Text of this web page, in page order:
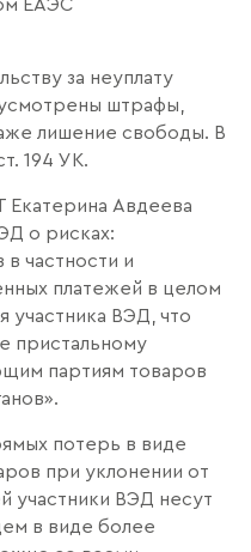
ЕАЭС
за неуплату
штрафы,
лишение свободы. В
194 УК.
Авдеева
о рисках:
частности и
платежей в целом
участника ВЭД, что
пристальному
партиям товаров
потерь в виде
при уклонении от
участники ВЭД несут
в виде более